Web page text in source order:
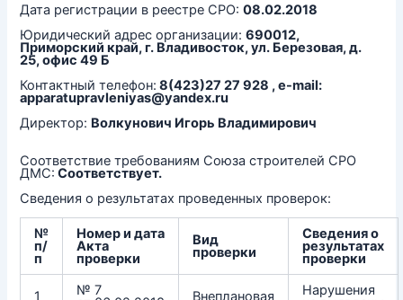
Дата регистрации в реестре СРО:08.02.2018
Юридический адрес организации:690012,
Приморский край, г. Владивосток, ул. Березовая, д.
25, офис 49 Б
Контактный телефон: 8(423)27 27 928 , e-mail:
apparatupravleniyas@yandex.ru
Директор: Волкунович Игорь Владимирович
Соответствие требованиям Союза строителей СРО
ДМС: Соответствует.
Сведения о результатах проведенных проверок:
№
п/
п
Номер и дата
Акта
проверки
Вид
проверки
Сведения о
результатах
проверки
1 № 7 Внеплановая Нарушения